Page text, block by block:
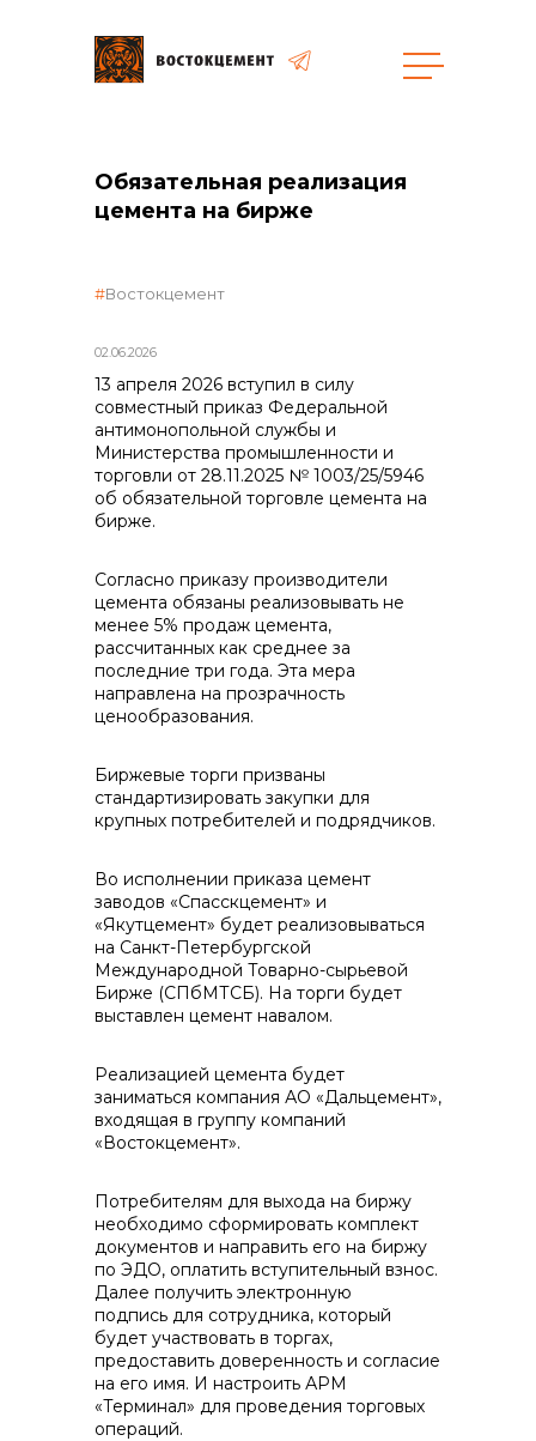
объявленные закупки
реализация неликвидов
Контакты
info@vostokcement.ru
Обязательная реализация
цемента на бирже
02.06.2026
Востокцемент
13 апреля 2026 вступил в силу
совместный приказ Федеральной
антимонопольной службы и
Министерства промышленности и
торговли от 28.11.2025 № 1003/25/5946
об обязательной торговле цемента на
бирже.
Согласно приказу производители
цемента обязаны реализовывать не
менее 5% продаж цемента,
рассчитанных как среднее за
последние три года. Эта мера
направлена на прозрачность
ценообразования.
Биржевые торги призваны
стандартизировать закупки для
крупных потребителей и подрядчиков.
Во исполнении приказа цемент
заводов «Спасскцемент» и
«Якутцемент» будет реализовываться
на Санкт-Петербургской
Международной Товарно-сырьевой
Бирже (СПбМТСБ). На торги будет
выставлен цемент навалом.
Реализацией цемента будет
заниматься компания АО «Дальцемент»,
входящая в группу компаний
«Востокцемент».
Потребителям для выхода на биржу
необходимо сформировать комплект
документов и направить его на биржу
по ЭДО, оплатить вступительный взнос.
Далее получить электронную
подпись для сотрудника, который
будет участвовать в торгах,
предоставить доверенность и согласие
на его имя. И настроить АРМ
«Терминал» для проведения торговых
операций.